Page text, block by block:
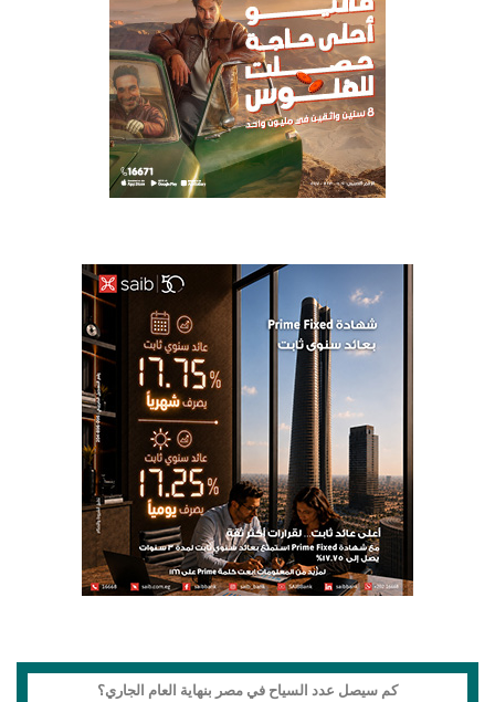
كم سيصل عدد السياح في مصر بنهاية العام الجاري؟